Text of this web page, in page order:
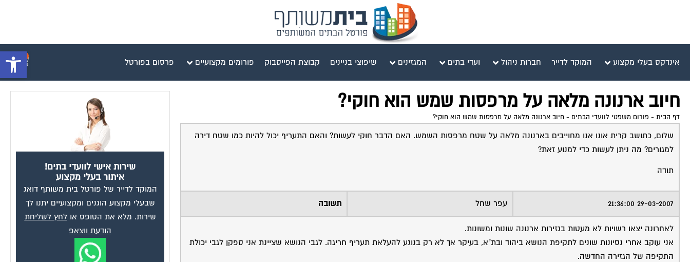
פתח אינדקס בעלי מקצוע המוקד לדייר חברות ניהול ועדי בתים המגזינים שיפוצי בניינים קבוצת הפייסבוק פורומים מקצועיים פרסום בפורטל
חיוב ארנונה מלאה על מרפסות שמש הוא חוקי?
דף הבית - פורום משפטי לוועדי הבתים - חיוב ארנונה מלאה על מרפסות שמש הוא חוקי?
שלום, כתושב קרית אונו אנו מחוייבים בארנונה מלאה על שטח מרפסות השמש. האם הדבר חוקי לעשות? והאם התעריף יכול להיות כמו שטח דירה
למגורים? מה ניתן לעשות כדי למנוע זאת?
תודה
29-03-2007 21:36:00 עפר שחל תשובה
לאחרונה יצאו רשויות לא מעטות בגזירות ארנונה שונות ומשונות.
אני עוקב אחרי נסיונות שונים לתקיפת הנושא ביהוד ובת"א, בעיקר אך לא רק בנוגע להעלאת תעריף חריגה. לגבי הנושא שציינת אני ספקן לגבי יכולת
התקיפה של הגזירה החדשה.
שירות אישי לוועדי בתים!
איתור בעלי מקצוע
המוקד לדייר של פורטל בית משותף דואג
שבעלי מקצוע הוגנים ומקצועיים יתנו לך
שירות. מלא את הטופס אולחץ לשליחת
הודעת ווצאפ